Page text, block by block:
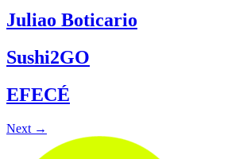
Juliao Boticario
Sushi2GO
EFECÉ
Next →